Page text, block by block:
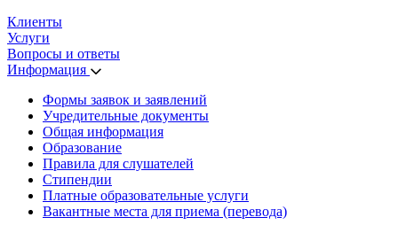
Клиенты
Услуги
Вопросы и ответы
Информация
Формы заявок и заявлений
Учредительные документы
Общая информация
Образование
Правила для слушателей
Стипендии
Платные образовательные услуги
Вакантные места для приема (перевода)